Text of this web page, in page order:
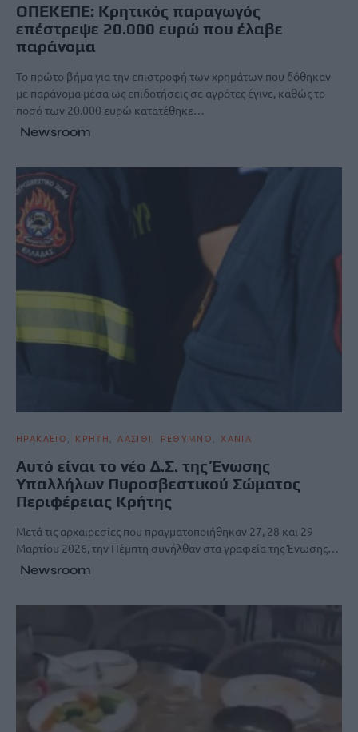
ΟΠΕΚΕΠΕ: Κρητικός παραγωγός
επέστρεψε 20.000 ευρώ που έλαβε
παράνομα
Το πρώτο βήμα για την επιστροφή των χρημάτων που δόθηκαν
με παράνομα μέσα ως επιδοτήσεις σε αγρότες έγινε, καθώς το
ποσό των 20.000 ευρώ κατατέθηκε…
Newsroom
ΗΡΑΚΛΕΙΟ ΚΡΗΤΗ ΛΑΣΙΘΙ ΡΕΘΥΜΝΟ ΧΑΝΙΑ
Αυτό είναι το νέο Δ.Σ. της Ένωσης
Υπαλλήλων Πυροσβεστικού Σώματος
Περιφέρειας Κρήτης
Μετά τις αρχαιρεσίες που πραγματοποιήθηκαν 27, 28 και 29
Μαρτίου 2026, την Πέμπτη συνήλθαν στα γραφεία της Ένωσης…
Newsroom